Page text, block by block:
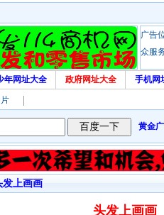
广告
众服
年网址大全 政府网址大全 手机网
黄金
发上画画
头发上画画